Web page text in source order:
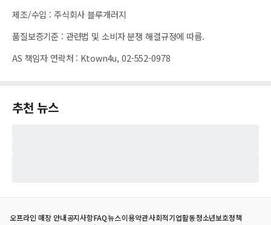
제조/수입 : 주식회사 블루개러지
품질보증기준 : 관련법 및 소비자 분쟁 해결규정에 따름.
AS 책임자 연락처 : Ktown4u, 02-552-0978
추천 뉴스
오프라인 매장 안내공지사항FAQ뉴스이용약관사회적기업활동청소년보호정책